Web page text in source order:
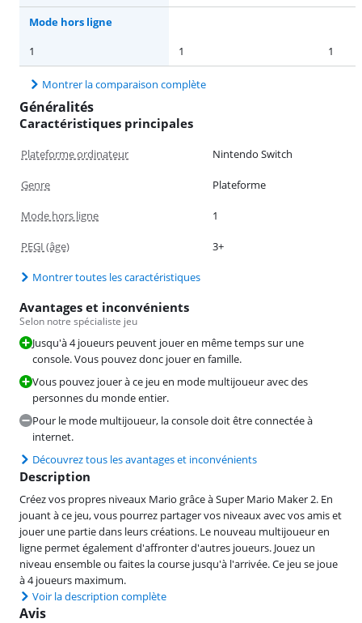
Mode hors ligne
1
1 1
Montrer la comparaison complète
Généralités
Caractéristiques principales
Plateforme ordinateur Nintendo Switch
Genre Plateforme
Mode hors ligne 1
PEGI (âge) 3+
Montrer toutes les caractéristiques
Avantages et inconvénients
Selon notre spécialiste jeu
Jusqu'à 4 joueurs peuvent jouer en même temps sur une
console. Vous pouvez donc jouer en famille.
Vous pouvez jouer à ce jeu en mode multijoueur avec des
personnes du monde entier.
Pour le mode multijoueur, la console doit être connectée à
internet.
Découvrez tous les avantages et inconvénients
Description
Créez vos propres niveaux Mario grâce à Super Mario Maker 2. En
jouant à ce jeu, vous pourrez partager vos niveaux avec vos amis et
jouer une partie dans leurs créations. Le nouveau multijoueur en
ligne permet également d'affronter d'autres joueurs. Jouez un
niveau ensemble ou faites la course jusqu'à l'arrivée. Ce jeu se joue
à 4 joueurs maximum.
Voir la description complète
Avis